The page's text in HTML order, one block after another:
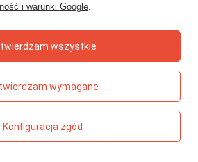
i warunki Google.
wymagane
Konfiguracja zgód
wszystkie